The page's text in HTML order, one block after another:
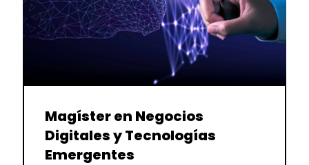
Magíster en Negocios
Digitales y Tecnologías
Emergentes